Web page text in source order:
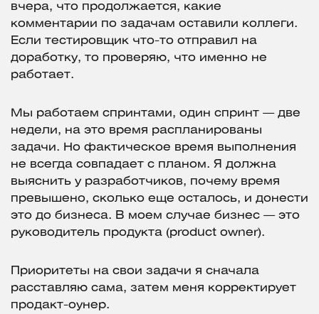
вчера, что продолжается, какие
комментарии по задачам оставили коллеги.
Если тестировщик что-то отправил на
доработку, то проверяю, что именно не
работает.
Мы работаем спринтами, один спринт — две
недели, на это время распланированы
задачи. Но фактическое время выполнения
не всегда совпадает с планом. Я должна
выяснить у разработчиков, почему время
превышено, сколько еще осталось, и донести
это до бизнеса. В моем случае бизнес — это
руководитель продукта (product owner).
Приоритеты на свои задачи я сначала
расставляю сама, затем меня корректирует
продакт-оунер.